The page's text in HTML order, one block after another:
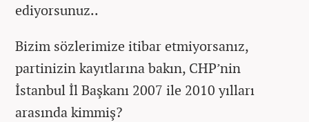
ediyorsunuz..
Bizim sözlerimize itibar etmiyorsanız,
partinizin kayıtlarına bakın, CHP’nin
İstanbul İl Başkanı 2007 ile 2010 yılları
arasında kimmiş?